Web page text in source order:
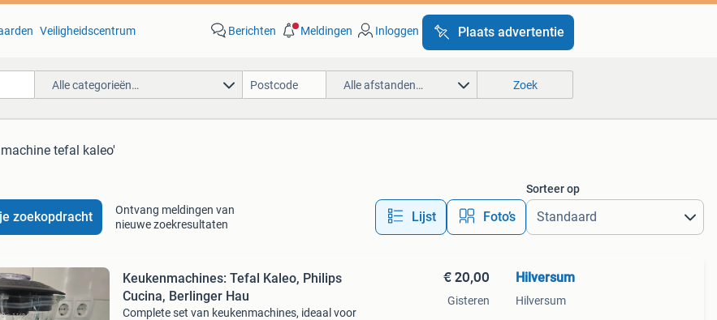
Veiligheidscentrum Berichten Meldingen Inloggen Plaats advertentie
Alle categorieën… Alle afstanden… Zoek
tefal kaleo'
zoekopdracht
Ontvang meldingen van
nieuwe zoekresultaten
Lijst Foto’s
Sorteer op
Keukenmachines: Tefal Kaleo, Philips
Cucina, Berlinger Hau
Complete set van keukenmachines, ideaal voor
€ 20,00
Gisteren
Hilversum
Hilversum